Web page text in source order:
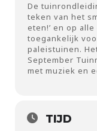
De
teken van het
eten!’ en op
toegankelijk
paleistuinen.
September
met muziek en
TIJD